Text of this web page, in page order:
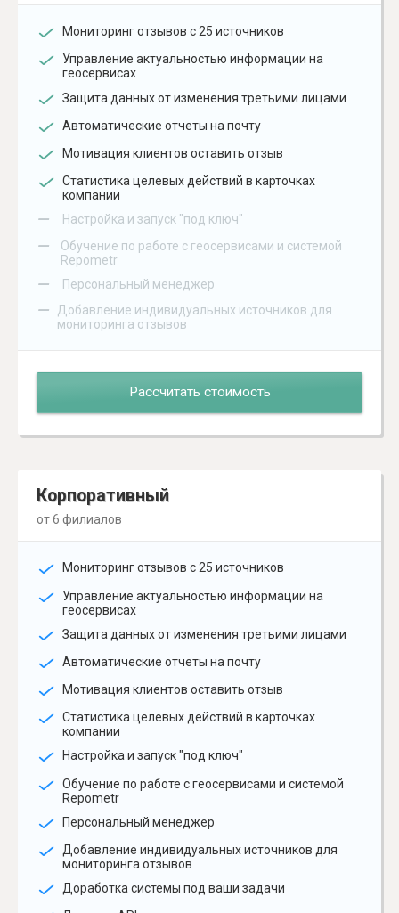
Мониторинг отзывов с 25 источников
Управление актуальностью информации на
геосервисах
Защита данных от изменения третьими лицами
Автоматические отчеты на почту
Мотивация клиентов оставить отзыв
Статистика целевых действий в карточках
компании
– Настройка и запуск "под ключ"
–
Обучение по работе с геосервисами и системой
Repometr
– Персональный менеджер
–
Добавление индивидуальных источников для
мониторинга отзывов
Рассчитать стоимость
Корпоративный
от 6 филиалов
Мониторинг отзывов с 25 источников
Управление актуальностью информации на
геосервисах
Защита данных от изменения третьими лицами
Автоматические отчеты на почту
Мотивация клиентов оставить отзыв
Статистика целевых действий в карточках
компании
Настройка и запуск "под ключ"
Обучение по работе с геосервисами и системой
Repometr
Персональный менеджер
Добавление индивидуальных источников для
мониторинга отзывов
Доработка системы под ваши задачи